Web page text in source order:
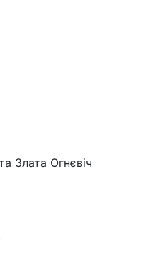
Злата Огнєвіч